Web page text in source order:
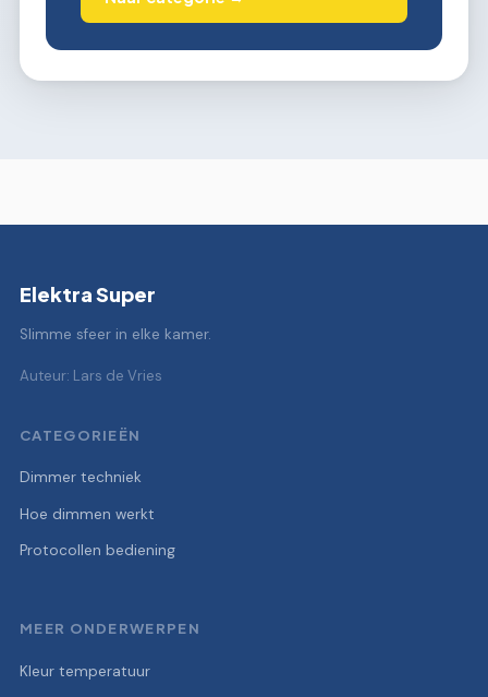
Elektra Super
Slimme sfeer in elke kamer.
Auteur: Lars de Vries
CATEGORIEËN
Dimmer techniek
Hoe dimmen werkt
Protocollen bediening
MEER ONDERWERPEN
Kleur temperatuur